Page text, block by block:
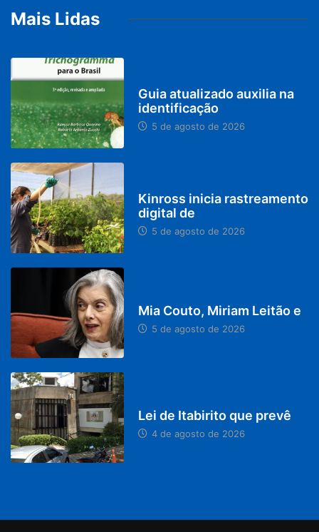
Mais Lidas
Guia atualizado auxilia na
identificação
5 de agosto de 2026
Kinross inicia rastreamento
digital de
5 de agosto de 2026
Mia Couto, Miriam Leitão e
5 de agosto de 2026
Lei de Itabirito que prevê
4 de agosto de 2026